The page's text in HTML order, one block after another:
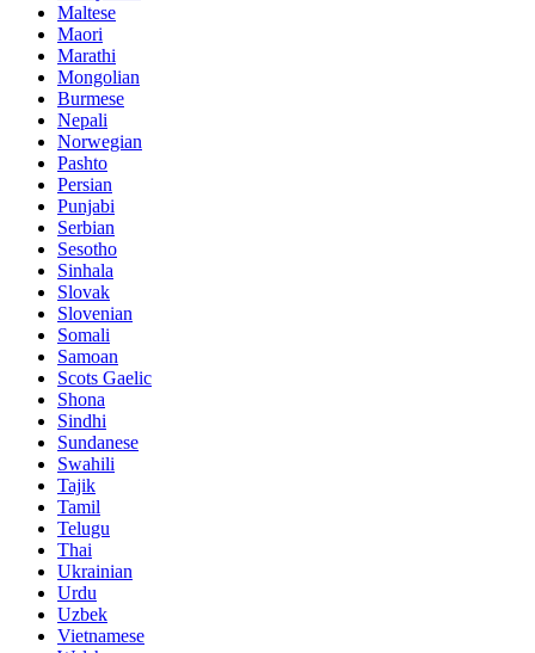
Maltese
Maori
Marathi
Mongolian
Burmese
Nepali
Norwegian
Pashto
Persian
Punjabi
Serbian
Sesotho
Sinhala
Slovak
Slovenian
Somali
Samoan
Scots Gaelic
Shona
Sindhi
Sundanese
Swahili
Tajik
Tamil
Telugu
Thai
Ukrainian
Urdu
Uzbek
Vietnamese